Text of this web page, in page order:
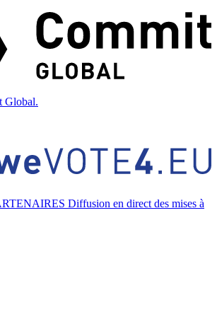
Global.
Diffusion en direct des mises à